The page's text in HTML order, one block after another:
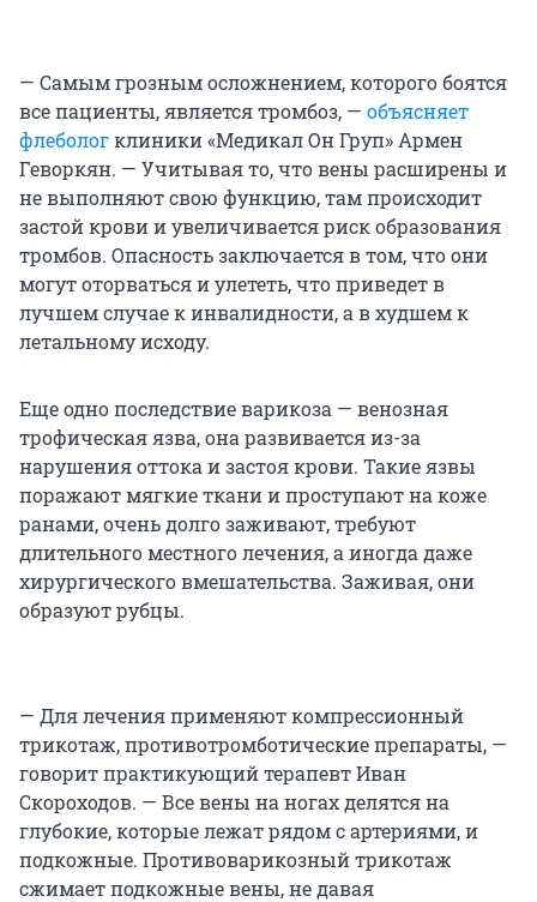
— Самым грозным осложнением, которого боятся
все пациенты, является тромбоз, — объясняет
флебологклиники «Медикал Он Груп» Армен
Геворкян. — Учитывая то, что вены расширены и
не выполняют свою функцию, там происходит
застой крови и увеличивается риск образования
тромбов. Опасность заключается в том, что они
могут оторваться и улететь, что приведет в
лучшем случае к инвалидности, а в худшем к
летальному исходу.
Еще одно последствие варикоза — венозная
трофическая язва, она развивается из-за
нарушения оттока и застоя крови. Такие язвы
поражают мягкие ткани и проступают на коже
ранами, очень долго заживают, требуют
длительного местного лечения, а иногда даже
хирургического вмешательства. Заживая, они
образуют рубцы.
— Для лечения применяют компрессионный
трикотаж, противотромботические препараты, —
говорит практикующий терапевт Иван
Скороходов. — Все вены на ногах делятся на
глубокие, которые лежат рядом с артериями, и
подкожные. Противоварикозный трикотаж
сжимает подкожные вены, не давая